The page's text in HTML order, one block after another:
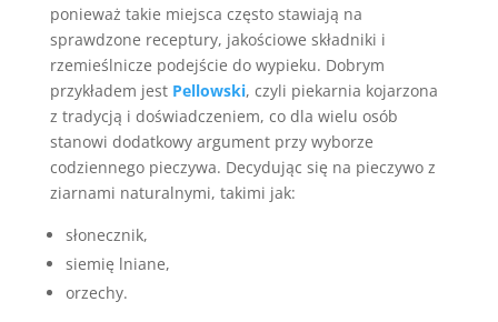
ponieważ takie miejsca często stawiają na
sprawdzone receptury, jakościowe składniki i
rzemieślnicze podejście do wypieku. Dobrym
przykładem jest Pellowski, czyli piekarnia kojarzona
z tradycją i doświadczeniem, co dla wielu osób
stanowi dodatkowy argument przy wyborze
codziennego pieczywa. Decydując się na pieczywo z
ziarnami naturalnymi, takimi jak:
słonecznik,
siemię lniane,
orzechy.